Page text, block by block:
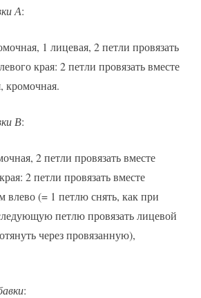
А:
1 лицевая, 2 петли провязать
края: 2 петли провязать вместе
кромочная.
В:
2 петли провязать вместе
2 петли провязать вместе
влево (= 1 петлю снять, как при
петлю провязать лицевой
через провязанную),
: